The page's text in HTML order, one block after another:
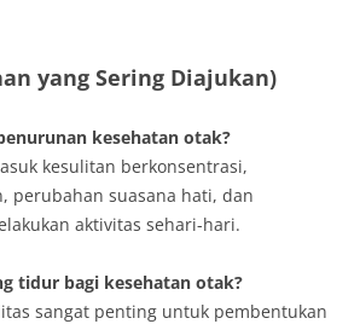
yang Sering Diajukan)
kesehatan otak?
kesulitan berkonsentrasi,
perubahan suasana hati, dan
aktivitas sehari-hari.
tidur bagi kesehatan otak?
sangat penting untuk pembentukan